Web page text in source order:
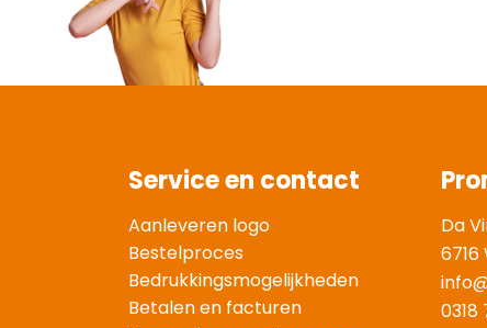
Service en contact
Aanleveren logo
Bestelproces
Bedrukkingsmogelijkheden
Betalen en facturen
Da
6716
0318